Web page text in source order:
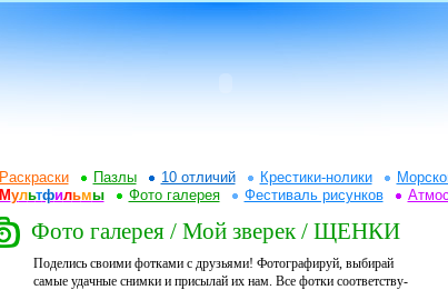
Раскраски Пазлы 10 отличий Крестики-нолики
Мультфильмы Фото галерея Фестиваль рисунков
Фото галерея / Мой зверек / ЩЕНКИ
Поделись своими фотками с друзьями! Фотографируй, выбирай
самые удачные снимки и присылай их нам. Все фотки соответству-